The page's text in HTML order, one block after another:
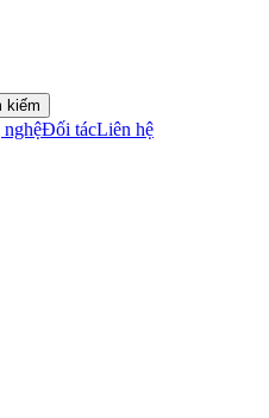
Đối tácLiên hệ